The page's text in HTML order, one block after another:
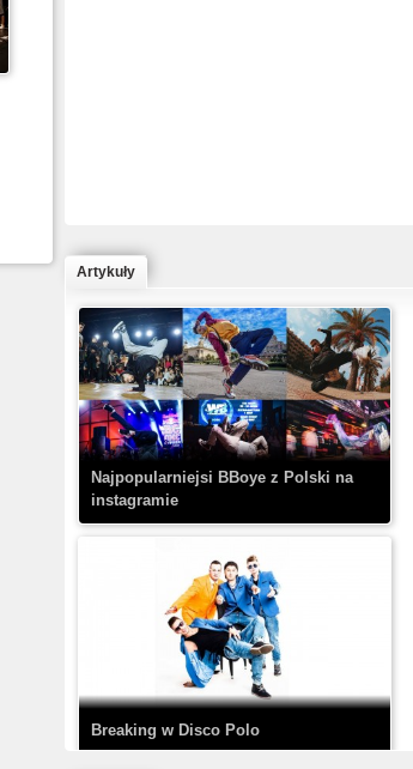
Kaczorex w najnowszym klipie: HRYPA
– Kobieta z walizką
TEDE & SIR MICH - KICKDOWN /
DISCO NOIR
Artykuły
Najpopularniejsi BBoye z Polski na
instagramie
Breaking w Disco Polo